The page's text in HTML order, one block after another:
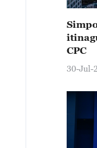
CPC
30-Jul-